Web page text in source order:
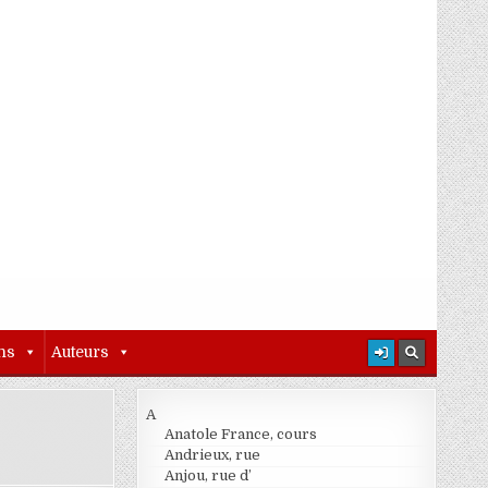
Auteurs
A
Anatole France, cours
Andrieux, rue
Anjou, rue d’